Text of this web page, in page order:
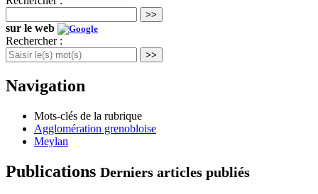
>>
sur le web
Rechercher :
>>
Navigation
Mots-clés de la rubrique
Agglomération grenobloise
Meylan
Publications Derniers articles publiés